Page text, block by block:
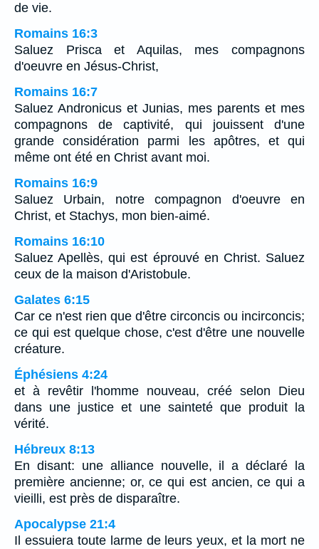
de vie.
Romains 16:3
Saluez Prisca et Aquilas, mes compagnons
d'oeuvre en Jésus-Christ,
Romains 16:7
Saluez Andronicus et Junias, mes parents et mes
compagnons de captivité, qui jouissent d'une
grande considération parmi les apôtres, et qui
même ont été en Christ avant moi.
Romains 16:9
Saluez Urbain, notre compagnon d'oeuvre en
Christ, et Stachys, mon bien-aimé.
Romains 16:10
Saluez Apellès, qui est éprouvé en Christ. Saluez
ceux de la maison d'Aristobule.
Galates 6:15
Car ce n'est rien que d'être circoncis ou incirconcis;
ce qui est quelque chose, c'est d'être une nouvelle
créature.
Éphésiens 4:24
et à revêtir l'homme nouveau, créé selon Dieu
dans une justice et une sainteté que produit la
vérité.
Hébreux 8:13
En disant: une alliance nouvelle, il a déclaré la
première ancienne; or, ce qui est ancien, ce qui a
vieilli, est près de disparaître.
Apocalypse 21:4
Il essuiera toute larme de leurs yeux, et la mort ne